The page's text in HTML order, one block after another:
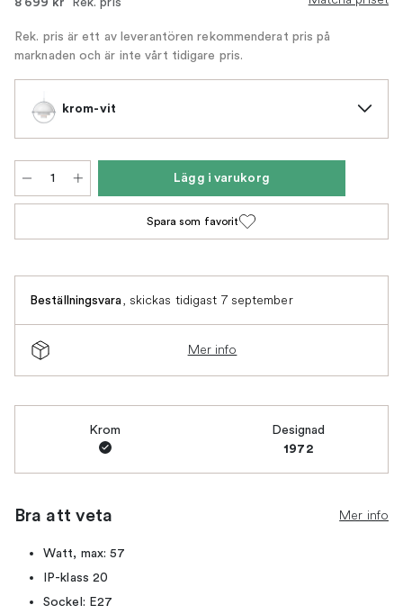
Rek. pris är ett av leverantören rekommenderat pris på
marknaden och är inte vårt tidigare pris.
krom-vit
Lägg i varukorg
Spara som favorit
Beställningsvara skickas tidigast 7 september
Mer info
Krom Designad
1972
Bra att veta Mer info
Watt, max: 57
IP-klass 20
Sockel: E27